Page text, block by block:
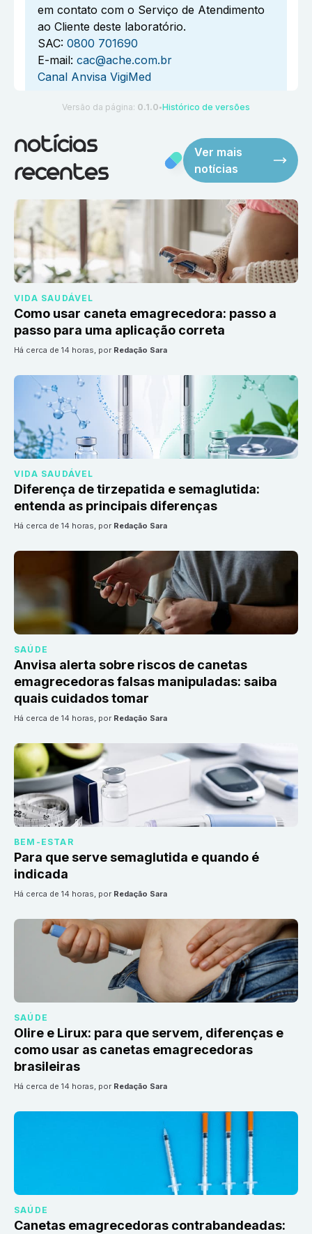
em contato com o Serviço de Atendimento
ao Cliente deste laboratório.
SAC: 0800 701690
E-mail: cac@ache.com.br
Canal Anvisa VigiMed
Versão da página: 0.1.0 ●Histórico de versões
notícias
recentes
Ver mais
notícias
VIDA SAUDÁVEL
Como usar caneta emagrecedora: passo a
passo para uma aplicação correta
há cerca de 14 horas, por Redação Sara
VIDA SAUDÁVEL
Diferença de tirzepatida e semaglutida:
entenda as principais diferenças
há cerca de 14 horas, por Redação Sara
SAÚDE
Anvisa alerta sobre riscos de canetas
emagrecedoras falsas manipuladas: saiba
quais cuidados tomar
há cerca de 14 horas, por Redação Sara
BEM-ESTAR
Para que serve semaglutida e quando é
indicada
há cerca de 14 horas, por Redação Sara
SAÚDE
Olire e Lirux: para que servem, diferenças e
como usar as canetas emagrecedoras
brasileiras
há cerca de 14 horas, por Redação Sara
SAÚDE
Canetas emagrecedoras contrabandeadas: